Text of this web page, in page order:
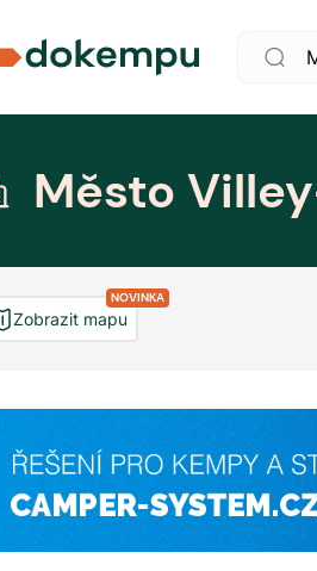
Město
NOVINKA
Zobrazit mapu